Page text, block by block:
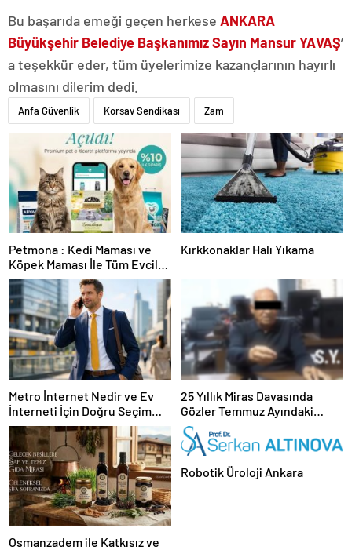
Bu başarıda emeği geçen herkese ANKARA
Büyükşehir Belediye Başkanımız Sayın Mansur YAVAŞ’
a teşekkür eder, tüm üyelerimize kazançlarının hayırlı
olmasını dilerim dedi.
Anfa Güvenlik Korsav Sendikası Zam
Petmona : Kedi Maması ve
Köpek Maması İle Tüm Evcil
Hayvan Ürünleri
Kırkkonaklar Halı Yıkama
Metro İnternet Nedir ve Ev
İnterneti İçin Doğru Seçim
Nasıl Yapılır
25 Yıllık Miras Davasında
Gözler Temmuz Ayındaki
Karar Duruşmasına Çevrildi
Osmanzadem ile Katkısız ve
Robotik Üroloji Ankara